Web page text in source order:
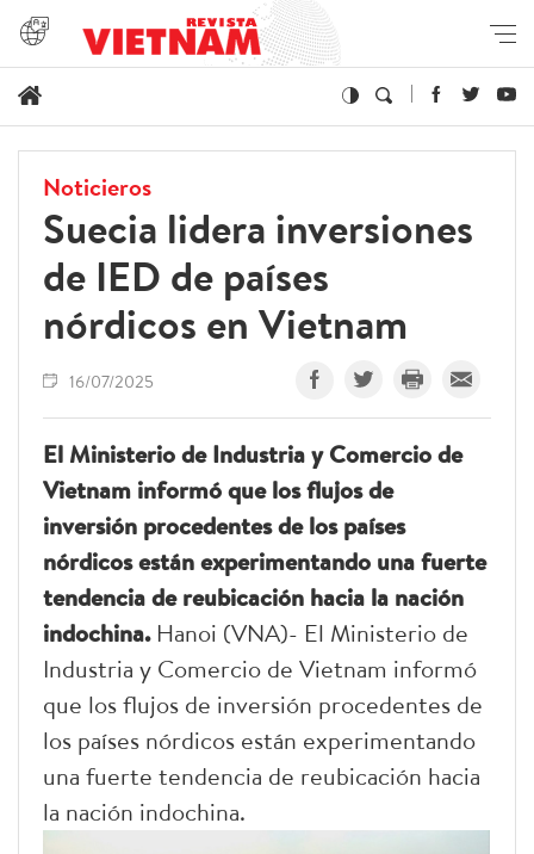
Noticieros
Suecia lidera inversiones
de IED de países
nórdicos en Vietnam
16/07/2025
El Ministerio de Industria y Comercio de
Vietnam informó que los flujos de
inversión procedentes de los países
nórdicos están experimentando una fuerte
tendencia de reubicación hacia la nación
indochina. Hanoi (VNA)- El Ministerio de
Industria y Comercio de Vietnam informó
que los flujos de inversión procedentes de
los países nórdicos están experimentando
una fuerte tendencia de reubicación hacia
la nación indochina.